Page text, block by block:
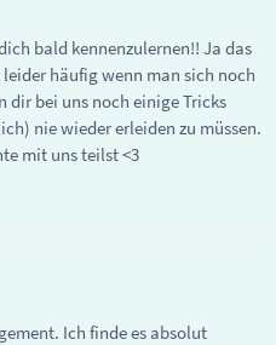
bald kennenzulernen!! Ja das
häufig wenn man sich noch
dir bei uns noch einige Tricks
nie wieder erleiden zu müssen.
mit uns teilst <3
Ich finde es absolut